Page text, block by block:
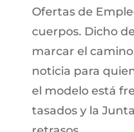
Ofertas de
cuerpos. Dicho
marcar el
noticia para
el modelo está
tasados y la